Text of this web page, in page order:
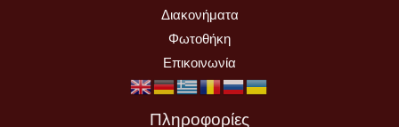
Διακονήματα
Φωτοθήκη
Επικοινωνία
Πληροφορίες